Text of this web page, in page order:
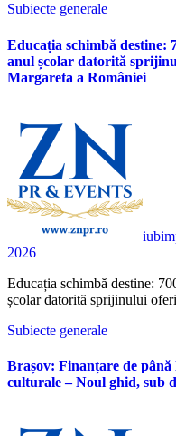
Subiecte generale
Educația schimbă destine:
anul școlar datorită
Margareta a României
2026
Educația schimbă destine: 700 de copii au finalizat cu succes anul
școlar datorită sprijinului
Subiecte generale
Brașov: Finanțare de
culturale – Noul ghid, sub